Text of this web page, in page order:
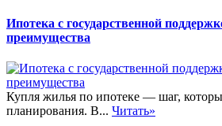
Ипотека с государственной
преимущества
Купля жилья по ипотеке — шаг,
планирования. В... Читать»